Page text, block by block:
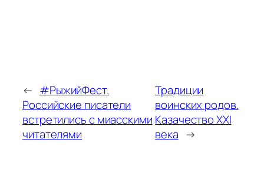
← #РыжийФест.
Российские писатели
встретились с миасскими
читателями
Традиции
воинских родов.
Казачество XXI
века →